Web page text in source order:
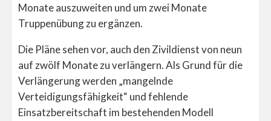
Monate auszuweiten und um zwei Monate
Truppenübung zu ergänzen.
Die Pläne sehen vor, auch den Zivildienst von neun
auf zwölf Monate zu verlängern. Als Grund für die
Verlängerung werden „mangelnde
Verteidigungsfähigkeit“ und fehlende
Einsatzbereitschaft im bestehenden Modell